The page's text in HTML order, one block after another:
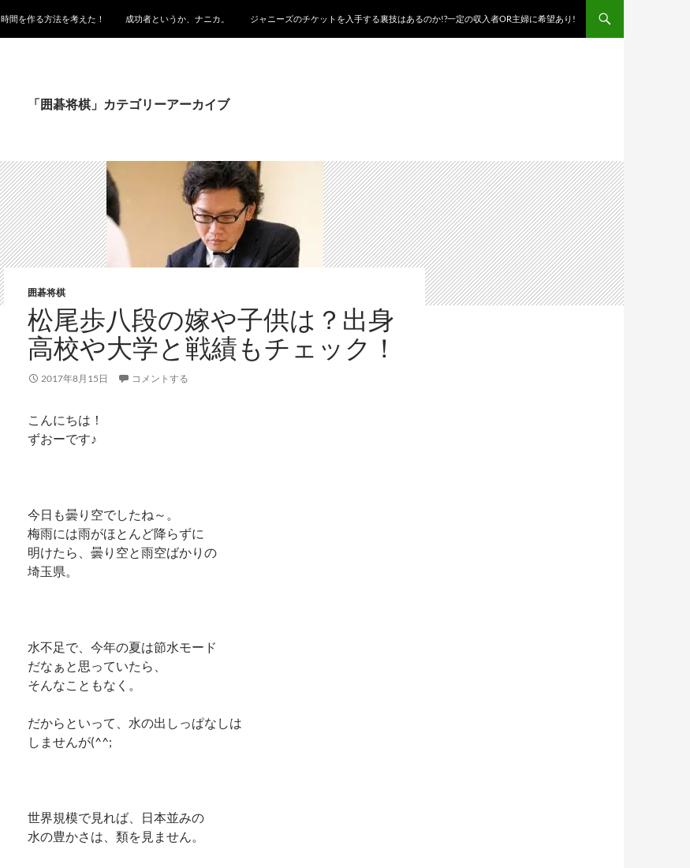
時間を作る方法を考えた！ 成功者というか、ナニカ。 ジャニーズのチケットを入手する裏技はあるのか!?一定の収入者OR主婦に希望あり!
「囲碁将棋」カテゴリーアーカイブ
囲碁将棋
松尾歩八段の嫁や子供は？出身
高校や大学と戦績もチェック！
2017年8月15日 コメントする
こんにちは！
ずおーです♪
今日も曇り空でしたね～。
梅雨には雨がほとんど降らずに
明けたら、曇り空と雨空ばかりの
埼玉県。
水不足で、今年の夏は節水モード
だなぁと思っていたら、
そんなこともなく。
だからといって、水の出しっぱなしは
しませんが(^^;
世界規模で見れば、日本並みの
水の豊かさは、類を見ません。